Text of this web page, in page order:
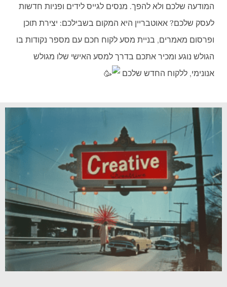
המודעה שלכם ולא להפך. מנסים לגייס לידים ופניות חדשות
לעסק שלכם? אאוטבריין היא המקום בשבילכם: יצירת תוכן
ופרסום מאמרים, בניית מסע לקוח חכם עם מספר נקודות בו
הגולש נוגע ומכיר אתכם בדרך למסע האישי שלו מגולש
אנונימי, ללקוח החדש שלכם